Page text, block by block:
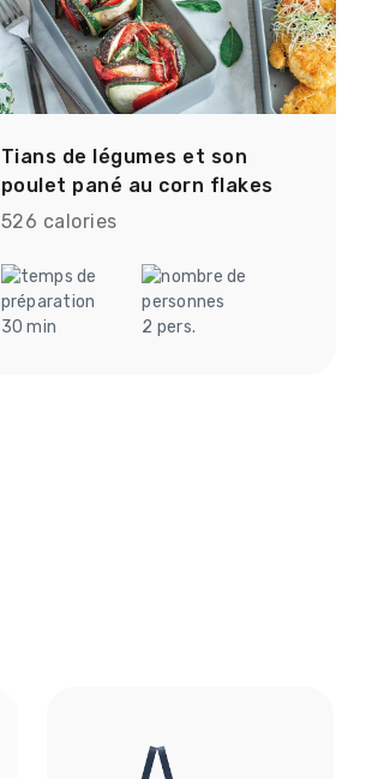
Tians de légumes et son
poulet pané au corn flakes
526 calories
30 min 2 pers.